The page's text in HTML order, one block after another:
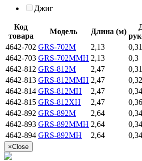
Код
товара
Модель Длина (м)
4642-702 GRS-702M 2,13 0,31
4642-703 GRS-702MMH 2,13 0,3
4642-812 GRS-812M 2,47 0,31
4642-813 GRS-812MMH 2,47 0,32
4642-814 GRS-812MH 2,47 0,34
4642-815 GRS-812XH 2,47 0,36
4642-892 GRS-892M 2,64 0,34
4642-893 GRS-892MMH 2,64 0,34
4642-894 GRS-892MH 2,64 0,34
×Close
Джиг